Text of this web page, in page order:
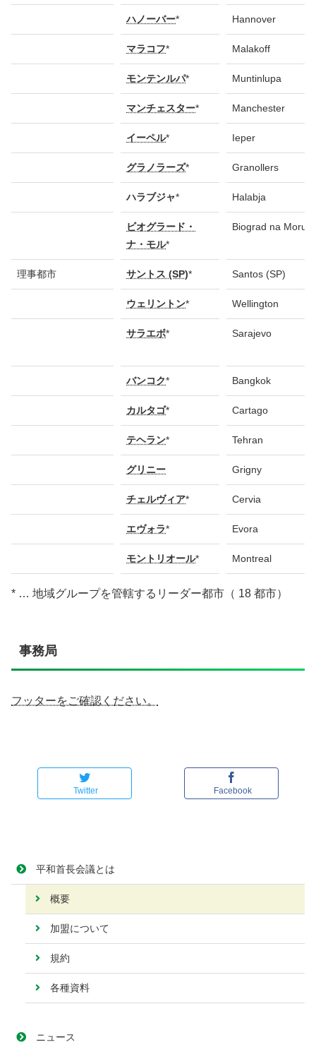
ハノーバー* Hannover
マラコフ* Malakoff
モンテンルパ* Muntinlupa
マンチェスター* Manchester
イーペル* Ieper
グラノラーズ* Granollers
ハラブジャ* Halabja
ビオグラード・
ナ・モル*
Biograd na Moru
理事都市 サントス (SP)* Santos (SP)
ウェリントン* Wellington
サラエボ* Sarajevo
バンコク* Bangkok
カルタゴ* Cartago
テヘラン* Tehran
グリニー Grigny
チェルヴィア* Cervia
エヴォラ* Evora
モントリオール* Montreal
* … 地域グループを管轄するリーダー都市（ 18 都市）
事務局
フッターをご確認ください。
Twitter Facebook
平和首長会議とは
概要
加盟について
規約
各種資料
ニュース